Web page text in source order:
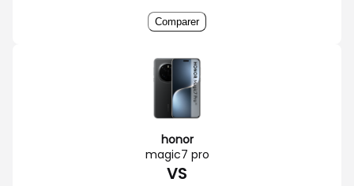
Comparer
honor
magic7 pro
VS